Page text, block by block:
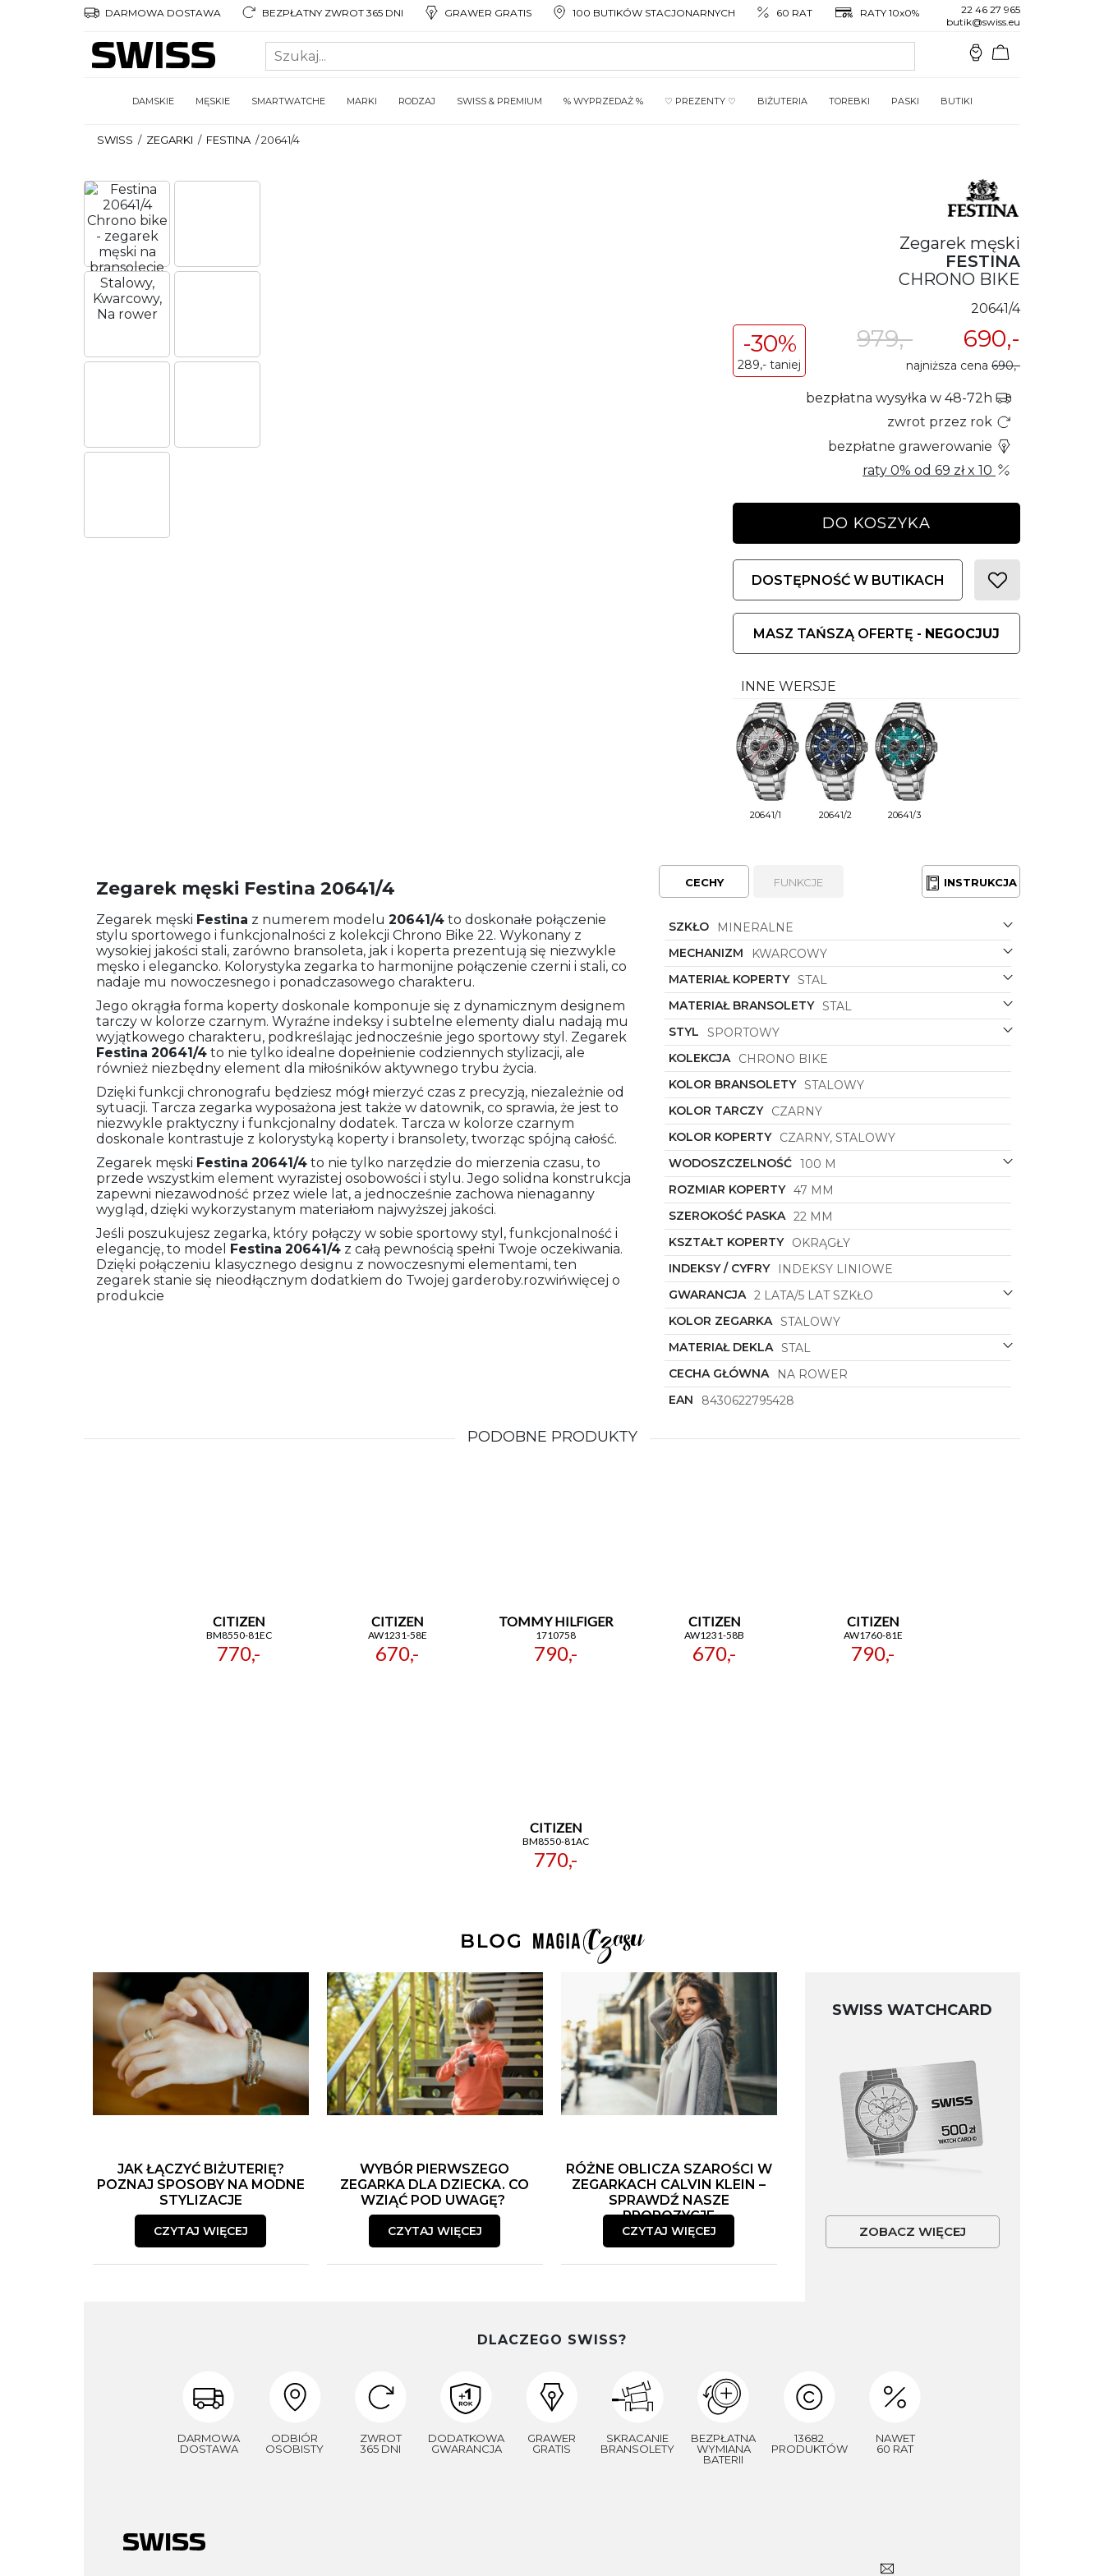
DARMOWA DOSTAWA BEZPŁATNY ZWROT 365 DNI GRAWER GRATIS 100 BUTIKÓW STACJONARNYCH 60 RAT RATY 10x0%
22 46 27 965
butik@swiss.eu
DAMSKIE MĘSKIE SMARTWATCHE MARKI RODZAJ SWISS & PREMIUM % WYPRZEDAŻ % ♡ PREZENTY ♡ BIŻUTERIA TOREBKI PASKI BUTIKI
SWISS / ZEGARKI / FESTINA /20641/4
Zegarek męski
FESTINA
CHRONO BIKE
20641/4
690,-
-30%
289,- taniej
979,-
najniższa cena 690,-
bezpłatna wysyłka w 48-72h
zwrot przez rok
bezpłatne grawerowanie
raty 0% od 69 złx 10
DO KOSZYKA
DOSTĘPNOŚĆ W BUTIKACH
MASZ TAŃSZĄ OFERTĘ - NEGOCJUJ
INNE WERSJE
20641/1 20641/2 20641/3
Zegarek męski Festina 20641/4
Zegarek męski Festina z numerem modelu 20641/4 to doskonałe połączenie
stylu sportowego i funkcjonalności z kolekcji Chrono Bike 22. Wykonany z
wysokiej jakości stali, zarówno bransoleta, jak i koperta prezentują się niezwykle
męsko i elegancko. Kolorystyka zegarka to harmonijne połączenie czerni i stali, co
nadaje mu nowoczesnego i ponadczasowego charakteru.
Jego okrągła forma koperty doskonale komponuje się z dynamicznym designem
tarczy w kolorze czarnym. Wyraźne indeksy i subtelne elementy dialu nadają mu
wyjątkowego charakteru, podkreślając jednocześnie jego sportowy styl. Zegarek
Festina 20641/4 to nie tylko idealne dopełnienie codziennych stylizacji, ale
również niezbędny element dla miłośników aktywnego trybu życia.
Dzięki funkcji chronografu będziesz mógł mierzyć czas z precyzją, niezależnie od
sytuacji. Tarcza zegarka wyposażona jest także w datownik, co sprawia, że jest to
niezwykle praktyczny i funkcjonalny dodatek. Tarcza w kolorze czarnym
doskonale kontrastuje z kolorystyką koperty i bransolety, tworząc spójną całość.
Zegarek męski Festina 20641/4 to nie tylko narzędzie do mierzenia czasu, to
przede wszystkim element wyrazistej osobowości i stylu. Jego solidna konstrukcja
zapewni niezawodność przez wiele lat, a jednocześnie zachowa nienaganny
wygląd, dzięki wykorzystanym materiałom najwyższej jakości.
Jeśli poszukujesz zegarka, który połączy w sobie sportowy styl, funkcjonalność i
elegancję, to model Festina 20641/4 z całą pewnością spełni Twoje oczekiwania.
Dzięki połączeniu klasycznego designu z nowoczesnymi elementami, ten
zegarek stanie się nieodłącznym dodatkiem do Twojej garderoby.rozwińwięcej o
produkcie
CECHY FUNKCJE INSTRUKCJA
SZKŁO
MINERALNE
MECHANIZM
KWARCOWY
MATERIAŁ KOPERTY STAL
MATERIAŁ BRANSOLETY STAL
STYL
SPORTOWY
KOLEKCJA
CHRONO BIKE
KOLOR BRANSOLETY STALOWY
KOLOR TARCZY
CZARNY
KOLOR KOPERTY
CZARNY, STALOWY
WODOSZCZELNOŚĆ 100 M
ROZMIAR KOPERTY 47 MM
SZEROKOŚĆ PASKA 22 MM
KSZTAŁT KOPERTY
OKRĄGŁY
INDEKSY / CYFRY
INDEKSY LINIOWE
GWARANCJA 2 LATA/5 LAT SZKŁO
KOLOR ZEGARKA STALOWY
MATERIAŁ DEKLA STAL
CECHA GŁÓWNA
NA ROWER
EAN
8430622795428
PODOBNE PRODUKTY
CITIZEN
BM8550-81EC
770,-
CITIZEN
AW1231-58E
670,-
TOMMY HILFIGER
1710758
790,-
CITIZEN
AW1231-58B
670,-
CITIZEN
AW1760-81E
790,-
CITIZEN
BM8550-81AC
770,-
JAK ŁĄCZYĆ BIŻUTERIĘ?
POZNAJ SPOSOBY NA MODNE
STYLIZACJE
CZYTAJ WIĘCEJ
WYBÓR PIERWSZEGO
ZEGARKA DLA DZIECKA. CO
WZIĄĆ POD UWAGĘ?
CZYTAJ WIĘCEJ
RÓŻNE OBLICZA SZAROŚCI W
ZEGARKACH CALVIN KLEIN –
SPRAWDŹ NASZE
PROPOZYCJE
CZYTAJ WIĘCEJ
SWISS WATCHCARD
ZOBACZ WIĘCEJ
DLACZEGO SWISS?
DARMOWA
DOSTAWA
ODBIÓR
OSOBISTY
ZWROT
365 DNI
DODATKOWA
GWARANCJA
GRAWER
GRATIS
SKRACANIE
BRANSOLETY
BEZPŁATNA
WYMIANA
BATERII
13682
PRODUKTÓW
NAWET
60 RAT